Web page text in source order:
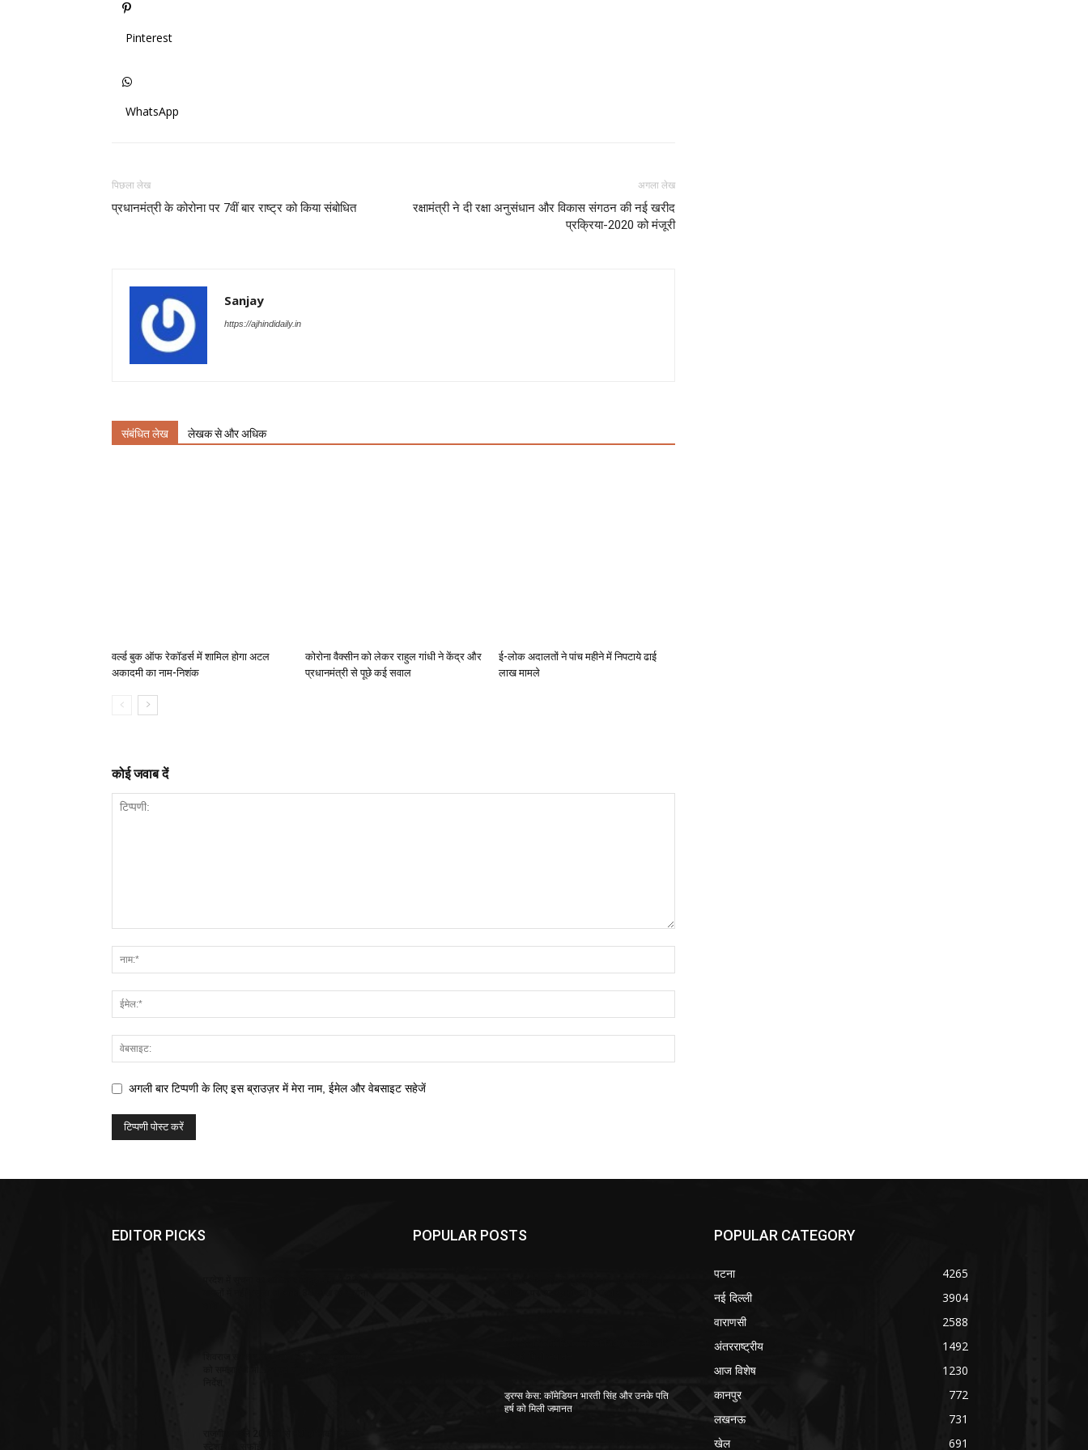
Pinterest
WhatsApp
पिछला लेख
प्रधानमंत्री के कोरोना पर 7वीं बार राष्ट्र को किया संबोधित
अगला लेख
रक्षामंत्री ने दी रक्षा अनुसंधान और विकास संगठन की नई खरीद
प्रक्रिया-2020 को मंजूरी
Sanjay
https://ajhindidaily.in
संबंधित लेख लेखक से और अधिक
वर्ल्ड बुक ऑफ रेकॉडर्स में शामिल होगा अटल
अकादमी का नाम-निशंक
कोरोना वैक्सीन को लेकर राहुल गांधी ने केंद्र और
प्रधानमंत्री से पूछे कई सवाल
ई-लोक अदालतों ने पांच महीने में निपटाये ढाई
लाख मामले
कोई जवाब दें
अगली बार टिप्पणी के लिए इस ब्राउज़र में मेरा नाम, ईमेल और वेबसाइट सहेजें
EDITOR PICKS POPULAR POSTS
ड्रग्स केस: कॉमेडियन भारती सिंह और उनके पति
हर्ष को मिली जमानत
POPULAR CATEGORY
पटना
4265
नई दिल्ली
3904
वाराणसी
2588
अंतरराष्ट्रीय
1492
आज विशेष
1230
कानपुर
772
लखनऊ
731
खेल
691